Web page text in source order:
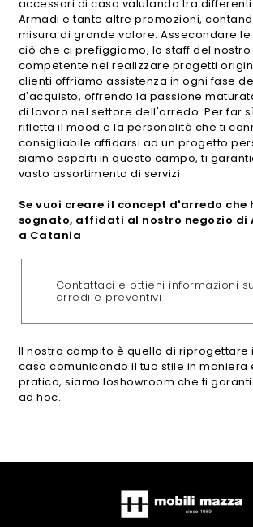
accessori di casa valutando tra
Armadi e tante altre promozioni,
misura di grande valore. Assecondare
ciò che ci prefiggiamo, lo staff del
competente nel realizzare progetti
clienti offriamo assistenza in ogni fase
d’acquisto, offrendo la passione
di lavoro nel settore dell'arredo. Per far
rifletta il mood e la personalità che ti
consigliabile affidarsi ad un progetto
siamo esperti in questo campo, ti
vasto assortimento di servizi
Se vuoi creare il concept d'arredo che
sognato, affidati al nostro negozio di
a Catania
Contattaci e ottieni informazioni su
arredi e preventivi
Il nostro compito è quello di riprogettare
casa comunicando il tuo stile in maniera
pratico, siamo loshowroom che ti
ad hoc.